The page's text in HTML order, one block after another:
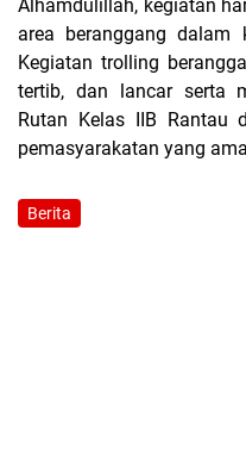
Alhamdulillah, kegiatan
area beranggang dalam
Kegiatan trolling
tertib, dan lancar serta
Rutan Kelas IIB Rantau
pemasyarakatan yang
Berita